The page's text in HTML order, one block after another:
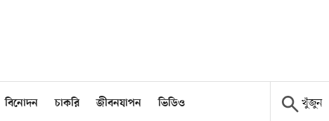
বিনোদন চাকরি জীবনযাপন ভিডিও খুঁজুন